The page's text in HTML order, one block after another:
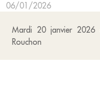
06/01/2026
Mardi 20 janvier 2026
Rouchon